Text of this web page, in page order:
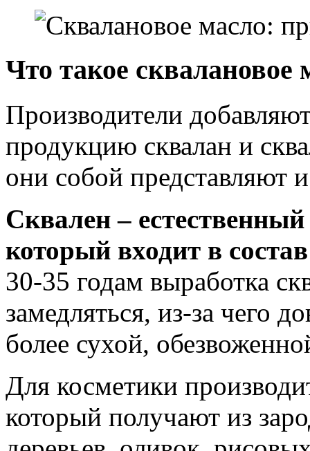
Что такое сквалановое
Производители
продукцию сквалан и
они собой представляют
Сквален –
который входит в
30-35 годам выработка
замедляться, из-за чего
более сухой,
Для косметики
который получают из